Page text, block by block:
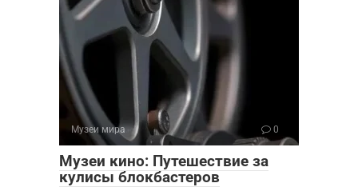
Музеи мира 0
Музеи кино: Путешествие за
кулисы блокбастеров